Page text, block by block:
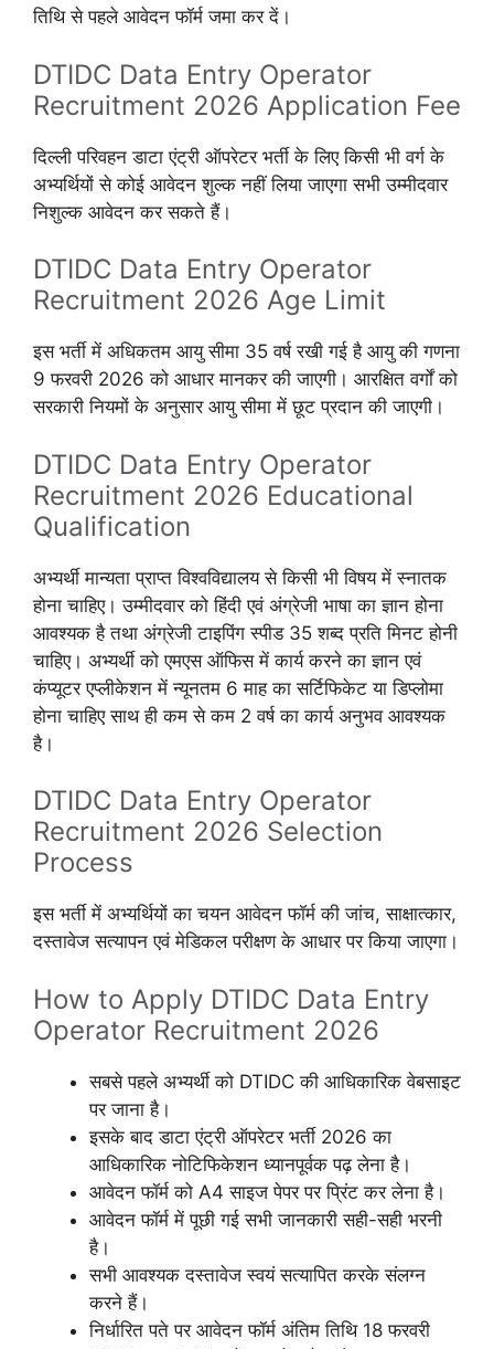
तिथि से पहले आवेदन फॉर्म जमा कर दें।
DTIDC Data Entry Operator
Recruitment 2026 Application Fee
दिल्ली परिवहन डाटा एंट्री ऑपरेटर भर्ती के लिए किसी भी वर्ग के
अभ्यर्थियों से कोई आवेदन शुल्क नहीं लिया जाएगा सभी उम्मीदवार
निशुल्क आवेदन कर सकते हैं।
DTIDC Data Entry Operator
Recruitment 2026 Age Limit
इस भर्ती में अधिकतम आयु सीमा 35 वर्ष रखी गई है आयु की गणना
9 फरवरी 2026 को आधार मानकर की जाएगी। आरक्षित वर्गों को
सरकारी नियमों के अनुसार आयु सीमा में छूट प्रदान की जाएगी।
DTIDC Data Entry Operator
Recruitment 2026 Educational
Qualification
अभ्यर्थी मान्यता प्राप्त विश्वविद्यालय से किसी भी विषय में स्नातक
होना चाहिए। उम्मीदवार को हिंदी एवं अंग्रेजी भाषा का ज्ञान होना
आवश्यक है तथा अंग्रेजी टाइपिंग स्पीड 35 शब्द प्रति मिनट होनी
चाहिए। अभ्यर्थी को एमएस ऑफिस में कार्य करने का ज्ञान एवं
कंप्यूटर एप्लीकेशन में न्यूनतम 6 माह का सर्टिफिकेट या डिप्लोमा
होना चाहिए साथ ही कम से कम 2 वर्ष का कार्य अनुभव आवश्यक
है।
DTIDC Data Entry Operator
Recruitment 2026 Selection
Process
इस भर्ती में अभ्यर्थियों का चयन आवेदन फॉर्म की जांच, साक्षात्कार,
दस्तावेज सत्यापन एवं मेडिकल परीक्षण के आधार पर किया जाएगा।
How to Apply DTIDC Data Entry
Operator Recruitment 2026
सबसे पहले अभ्यर्थी को DTIDC की आधिकारिक वेबसाइट
पर जाना है।
इसके बाद डाटा एंट्री ऑपरेटर भर्ती 2026 का
आधिकारिक नोटिफिकेशन ध्यानपूर्वक पढ़ लेना है।
आवेदन फॉर्म को A4 साइज पेपर पर प्रिंट कर लेना है।
आवेदन फॉर्म में पूछी गई सभी जानकारी सही-सही भरनी
है।
सभी आवश्यक दस्तावेज स्वयं सत्यापित करके संलग्न
करने हैं।
निर्धारित पते पर आवेदन फॉर्म अंतिम तिथि 18 फरवरी